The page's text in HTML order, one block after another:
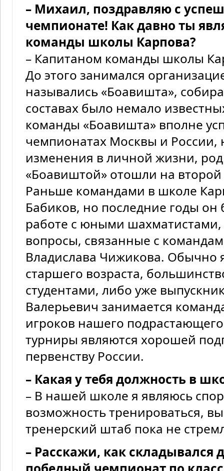
– Михаил, поздравляю с
чемпионате! Как давно ты
команды школы Карпова?
– Капитаном команды школы
До этого занимался
назывались «Боавишта»,
составах было немало
команды «Боавишта» вполне
чемпионатах Москвы и
изменения в личной жизни,
«Боавиштой» отошли на
Раньше командами в школе
Бабиков, но последние годы
работе с юными
вопросы, связанные с
Владислава Чижикова. Обычно
старшего возраста,
студентами, либо уже
Валерьевич занимается
игроков нашего
турниры являются хорошей
первенству России.
– Какая у тебя должность в
– В нашей школе я являюсь
возможность тренироваться,
тренерский штаб пока не
– Расскажи, как